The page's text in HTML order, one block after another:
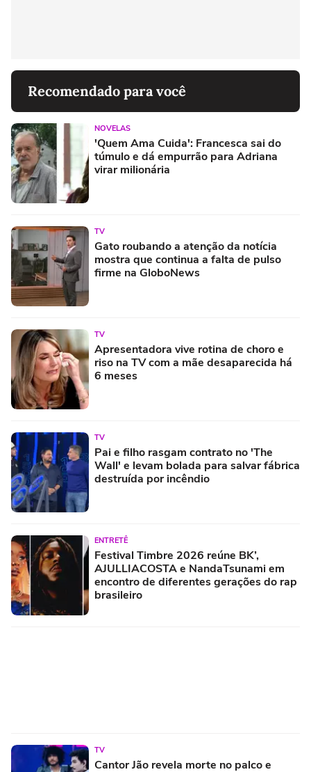
Recomendado para você
NOVELAS
'Quem Ama Cuida': Francesca sai do
túmulo e dá empurrão para Adriana
virar milionária
TV
Gato roubando a atenção da notícia
mostra que continua a falta de pulso
firme na GloboNews
TV
Apresentadora vive rotina de choro e
riso na TV com a mãe desaparecida há
6 meses
TV
Pai e filho rasgam contrato no 'The
Wall' e levam bolada para salvar fábrica
destruída por incêndio
ENTRETÊ
Festival Timbre 2026 reúne BK’,
AJULLIACOSTA e NandaTsunami em
encontro de diferentes gerações do rap
brasileiro
TV
Cantor Jão revela morte no palco e